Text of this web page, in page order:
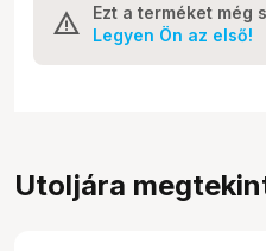
Ezt a terméket még
Legyen Ön az első!
Utoljára